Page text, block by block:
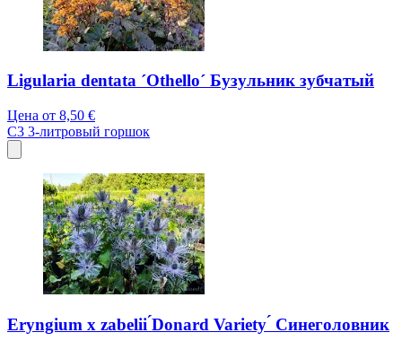
Ligularia dentata ´Othello´ Бузульник зубчатый
Цена от 8,50 €
C3 3-литровый горшок
Eryngium x zabelii ́Donard Variety ́ Синеголовник